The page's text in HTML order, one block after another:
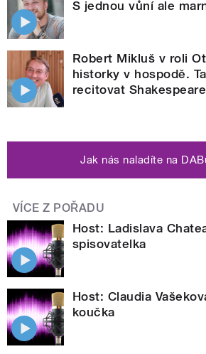
S jednou vůní ale
Robert Mikluš v roli
historky v hospodě.
recitovat Shakespeare
Jak nás naladíte na
VÍCE Z POŘADU
Host: Ladislava
spisovatelka
Host: Claudia
koučka